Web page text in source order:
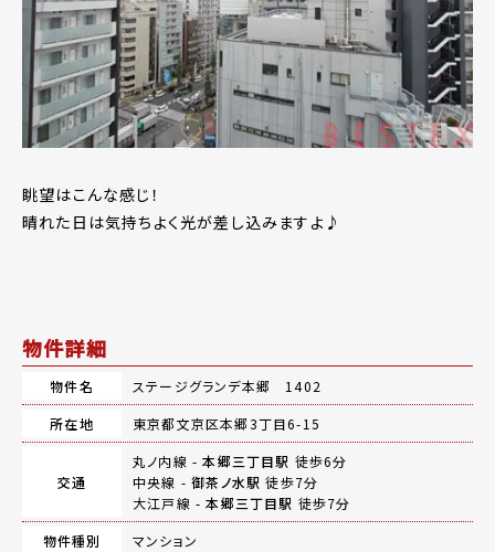
眺望はこんな感じ！
晴れた日は気持ちよく光が差し込みますよ♪
物件詳細
物件名
ステージグランデ本郷 1402
所在地
東京都文京区本郷3丁目6-15
交通
丸ノ内線 -本郷三丁目駅 徒歩6分
中央線 -御茶ノ水駅 徒歩7分
大江戸線 -本郷三丁目駅 徒歩7分
物件種別
マンション